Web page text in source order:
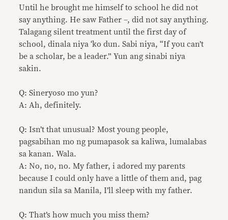
Until he brought me himself to school he did not
say anything. He saw Father –, did not say anything.
Talagang silent treatment until the first day of
school, dinala niya ‘ko dun. Sabi niya, “If you can’t
be a scholar, be a leader.” Yun ang sinabi niya
sakin.
Q: Sineryoso mo yun?
A: Ah, definitely.
Q: Isn’t that unusual? Most young people,
pagsabihan mo ng pumapasok sa kaliwa, lumalabas
sa kanan. Wala.
A: No, no, no. My father, i adored my parents
because I could only have a little of them and, pag
nandun sila sa Manila, I’ll sleep with my father.
Q: That’s how much you miss them?